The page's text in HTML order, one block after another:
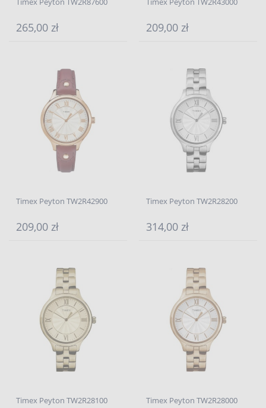
265,00 zł 209,00 zł
Timex Peyton TW2R42900
209,00 zł
Timex Peyton TW2R28200
314,00 zł
Timex Peyton TW2R28100 Timex Peyton TW2R28000